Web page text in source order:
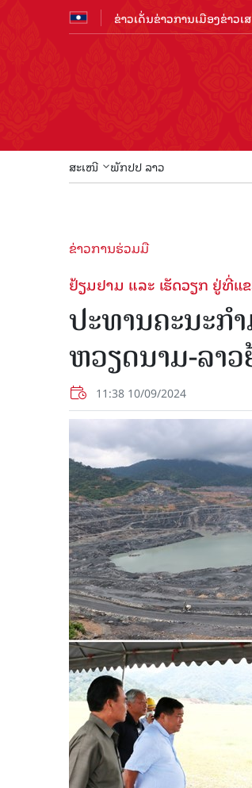
ຂ່າວເດັ່ນຂ່າວການເມືອງຂ່າວເ
ສະເໜີ ພັກປປ ລາວ
ຂ່າວການຮ່ວມມື
ຢ້ຽມຢາມ ແລະ ເຮັດວຽກ ຢູ່ທີ່ແ
ປະທານຄະ​ນະ​ກ
ຫວຽດນາມ-ລາ
11:38 10/09/2024